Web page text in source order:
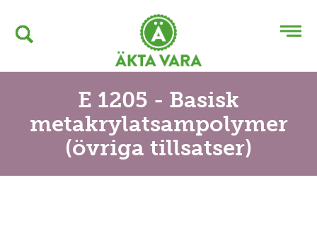
E 1205 - Basisk
metakrylatsampolymer
(övriga tillsatser)